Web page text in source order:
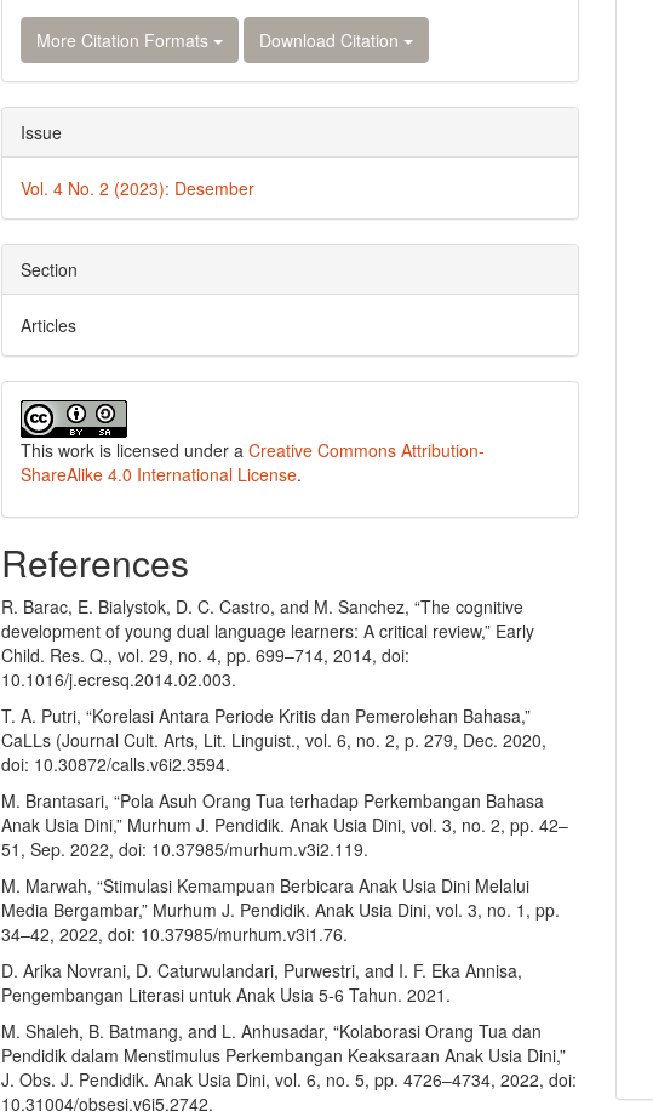
More Citation Formats Download Citation
Issue
Vol. 4 No. 2 (2023): Desember
Section
Articles
This work is licensed under aCreative Commons Attribution-
ShareAlike 4.0 International License.
References
R. Barac, E. Bialystok, D. C. Castro, and M. Sanchez, “The cognitive
development of young dual language learners: A critical review,” Early
Child. Res. Q., vol. 29, no. 4, pp. 699–714, 2014, doi:
10.1016/j.ecresq.2014.02.003.
T. A. Putri, “Korelasi Antara Periode Kritis dan Pemerolehan Bahasa,”
CaLLs (Journal Cult. Arts, Lit. Linguist., vol. 6, no. 2, p. 279, Dec. 2020,
doi: 10.30872/calls.v6i2.3594.
M. Brantasari, “Pola Asuh Orang Tua terhadap Perkembangan Bahasa
Anak Usia Dini,” Murhum J. Pendidik. Anak Usia Dini, vol. 3, no. 2, pp. 42–
51, Sep. 2022, doi: 10.37985/murhum.v3i2.119.
M. Marwah, “Stimulasi Kemampuan Berbicara Anak Usia Dini Melalui
Media Bergambar,” Murhum J. Pendidik. Anak Usia Dini, vol. 3, no. 1, pp.
34–42, 2022, doi: 10.37985/murhum.v3i1.76.
D. Arika Novrani, D. Caturwulandari, Purwestri, and I. F. Eka Annisa,
Pengembangan Literasi untuk Anak Usia 5-6 Tahun. 2021.
M. Shaleh, B. Batmang, and L. Anhusadar, “Kolaborasi Orang Tua dan
Pendidik dalam Menstimulus Perkembangan Keaksaraan Anak Usia Dini,”
J. Obs. J. Pendidik. Anak Usia Dini, vol. 6, no. 5, pp. 4726–4734, 2022, doi:
10.31004/obsesi.v6i5.2742.